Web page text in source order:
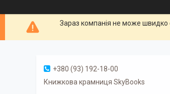
Зараз компанія не може швидко
+380 (93) 192-18-00
Книжкова крамниця SkyBooks